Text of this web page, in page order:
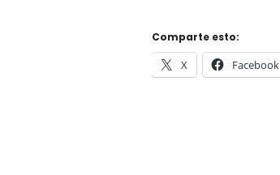
Comparte esto:
X Facebook